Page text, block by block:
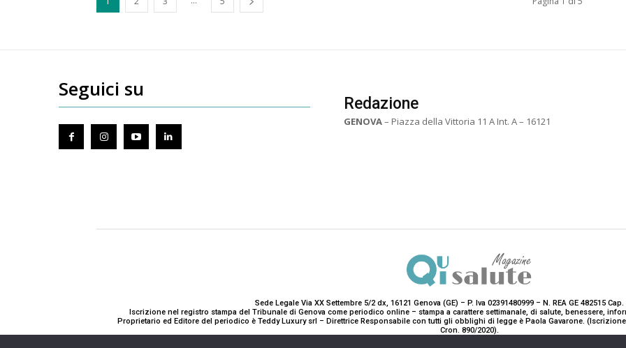
Seguici su
Redazione
GENOVA– Piazza della Vittoria 11 A Int. A – 16121
Sede Legale Via XX Settembre 5/2 dx, 16121 Genova (GE) – P. Iva 02391480999 – N. REA GE 482515
Iscrizione nel registro stampa del Tribunale di Genova come periodico online – stampa a carattere settimanale, di salute, benessere,
Proprietario ed Editore del periodico è Teddy Luxury srl – Direttrice Responsabile con tutti gli obblighi di legge è Paola Gavarone. (Iscrizione
Cron. 890/2020).